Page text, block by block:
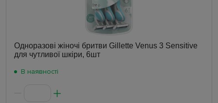
Одноразові жіночі бритви Gillette Venus 3 Sensitive
для чутливої шкіри, 6шт
В наявності